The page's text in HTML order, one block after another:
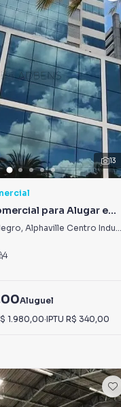
13
para Alugar em
Industrial e
, Alphaville Centro Industrial e Empresarial/Alphaville.
4
Aluguel
1.980,00·IPTU R$ 340,00